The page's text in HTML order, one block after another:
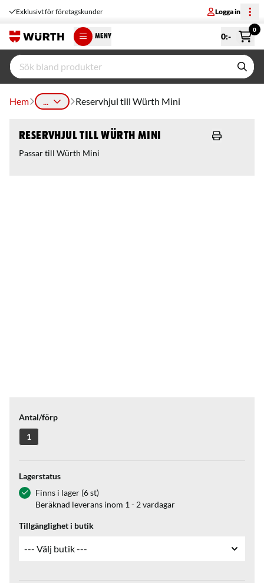
Exklusivt för företagskunder Logga in
MENY 0:-
0
Hem ... Reservhjul till Würth Mini
Reservhjul till Würth Mini
Passar till Würth Mini
Antal/förp
1
Lagerstatus
Finns i lager (6 st)
Beräknad leverans inom 1 - 2 vardagar
Tillgänglighet i butik